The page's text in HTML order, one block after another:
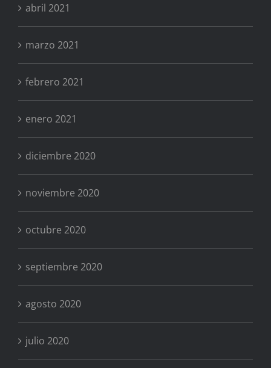
abril 2021
marzo 2021
febrero 2021
enero 2021
diciembre 2020
noviembre 2020
octubre 2020
septiembre 2020
agosto 2020
julio 2020